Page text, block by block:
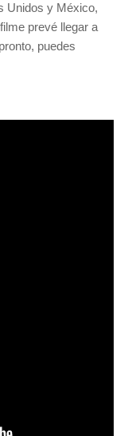
Unidos y México,
prevé llegar a
puedes